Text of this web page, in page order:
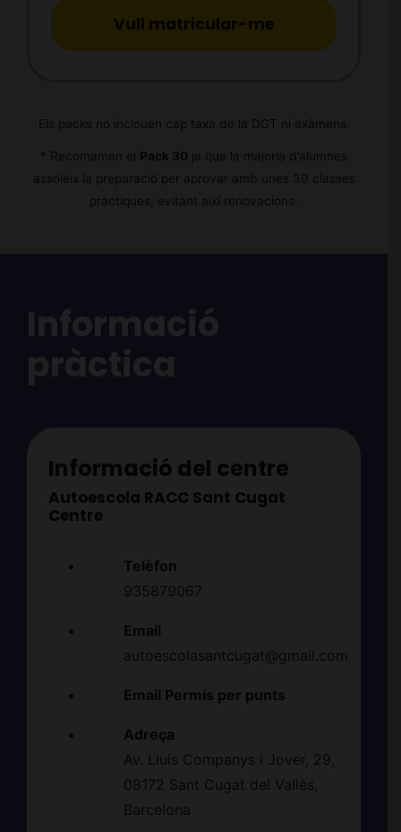
Vull matricular-me
Els packs no inclouen cap taxa de la DGT ni exàmens.
* Recomamen el Pack 30 ja que la majoria d’alumnes
assoleix la preparació per aprovar amb unes 30 classes
pràctiques, evitant així renovacions.
Informació del centre
Autoescola RACC Sant Cugat
Centre
Telèfon
935879067
Email
autoescolasantcugat@gmail.com
Email Permís per punts
Adreça
Av. Lluís Companys i Jover, 29,
08172 Sant Cugat del Vallès,
Barcelona